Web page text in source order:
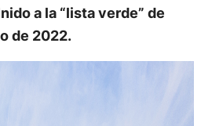
a la “lista verde” de
de 2022.